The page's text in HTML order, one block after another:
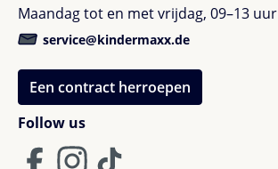
Follow us
Maandag tot en met vrijdag, 09–13 uur
service@kindermaxx.de
Een contract herroepen